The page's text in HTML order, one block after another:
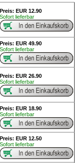
Preis: EUR 12.90
Sofort lieferbar
Preis: EUR 49.90
Sofort lieferbar
Preis: EUR 26.90
Sofort lieferbar
Preis: EUR 18.90
Sofort lieferbar
Preis: EUR 12.50
Sofort lieferbar